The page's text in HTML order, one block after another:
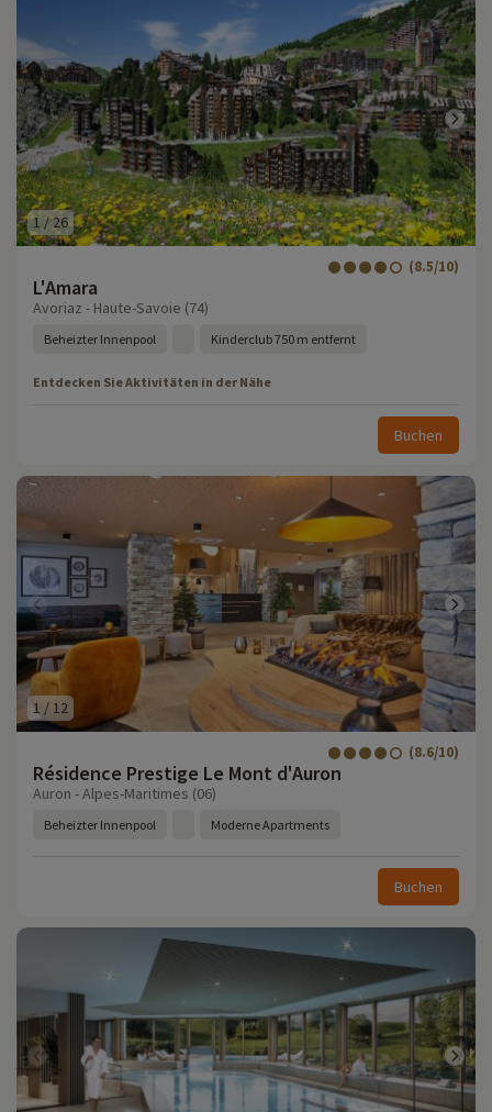
1 /26
L'Amara
(8.5/10)
Avoriaz - Haute-Savoie (74)
Beheizter Innenpool Kinderclub 750 m entfernt
Entdecken Sie Aktivitäten in der Nähe
Buchen
1 /12
Résidence Prestige Le Mont d'Auron
(8.6/10)
Auron - Alpes-Maritimes (06)
Beheizter Innenpool Moderne Apartments
Buchen